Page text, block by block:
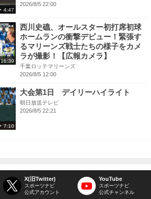
4:47
2026/8/5 22:00
16:39
西川史礁、オールスター初打席初球
ホームランの衝撃デビュー！緊張す
るマリーンズ戦士たちの様子をカメ
ラが撮影！【広報カメラ】
千葉ロッテマリーンズ
2026/8/5 12:00
7:10
大会第1日 デイリーハイライト
朝日放送テレビ
2026/8/5 22:21
X(旧Twitter)
スポーツナビ
公式アカウント
YouTube
スポーツナビ
公式チャンネル